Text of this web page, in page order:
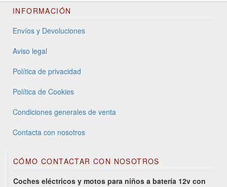
INFORMACIÓN
Envíos y Devoluciones
Aviso legal
Política de privacidad
Política de Cookies
Condiciones generales de venta
Contacta con nosotros
CÓMO CONTACTAR CON NOSOTROS
Coches eléctricos y motos para niños a batería 12v con